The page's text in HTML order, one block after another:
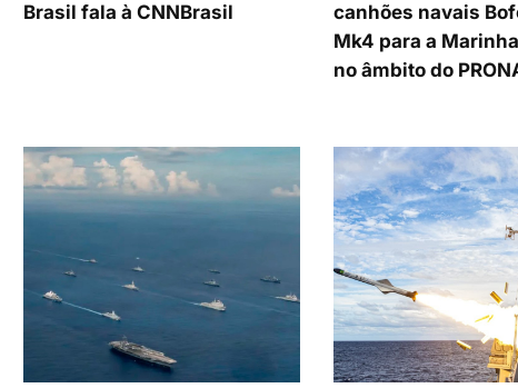
Brasil fala à CNNBrasil
canhões navais
Mk4 para a
no âmbito do